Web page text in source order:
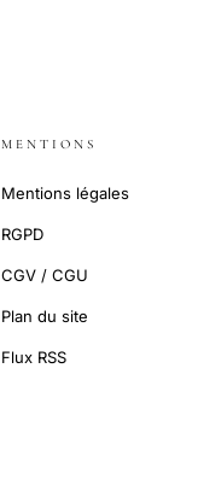
MENTIONS
Mentions légales
RGPD
CGV / CGU
Plan du site
Flux RSS